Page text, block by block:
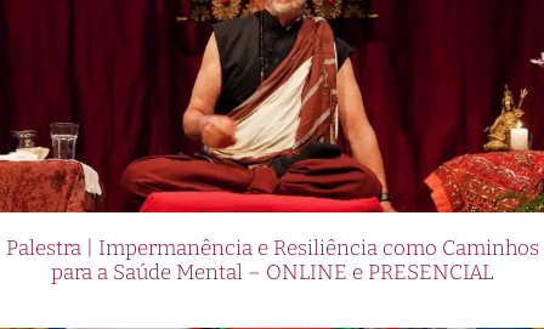
Palestra | Impermanência e Resiliência como Caminhos
para a Saúde Mental – ONLINE e PRESENCIAL